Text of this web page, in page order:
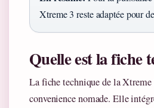
Xtreme 3 reste adaptée pour
Quelle est la fiche
La fiche technique de la
convenience nomade. Elle